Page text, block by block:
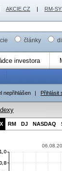
články
investora
nepřihlášen | Přihlásit
RM DJ NASDAQ
AKCIE.CZ | RM-